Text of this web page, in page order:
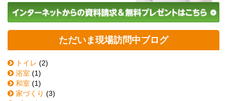
ただいま現場訪問中ブログ
トイレ (2)
浴室 (1)
和室 (1)
家づくり (3)